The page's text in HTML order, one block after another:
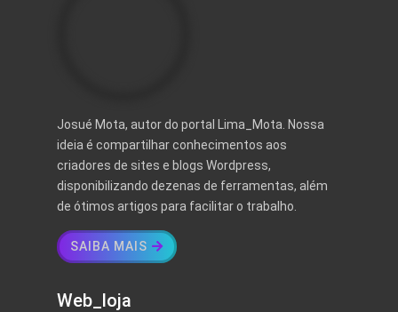
Josué Mota, autor do portal Lima_Mota. Nossa
ideia é compartilhar conhecimentos aos
criadores de sites e blogs Wordpress,
disponibilizando dezenas de ferramentas, além
de ótimos artigos para facilitar o trabalho.
SAIBA MAIS
Web_loja